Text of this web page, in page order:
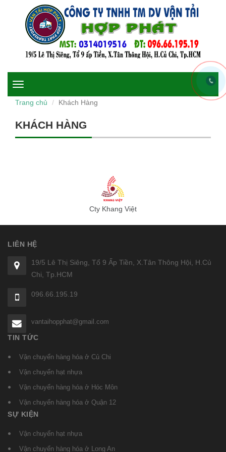
Toggle
navigation
Trang chủ Khách Hàng
KHÁCH HÀNG
Cty Khang Việt
LIÊN HỆ
19/5 Lê Thị Siêng, Tổ 9 Ấp Tiền, X.Tân Thông Hội, H.Củ
Chi, Tp.HCM
096.66.195.19
vantaihopphat@gmail.com
TIN TỨC
Vận chuyển hàng hóa ở Củ Chi
Vận chuyển hạt nhựa
Vận chuyển hàng hóa ở Hóc Môn
Vận chuyển hàng hóa ở Quận 12
SỰ KIỆN
Vận chuyển hạt nhựa
Vận chuyển hàng hóa ở Long An